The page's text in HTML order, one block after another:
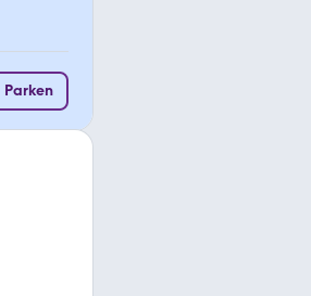
Parken